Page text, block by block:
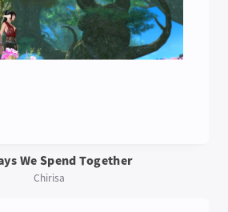
We Spend Together
Chirisa